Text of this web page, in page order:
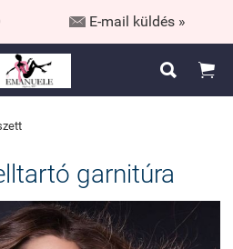
 E-mail küldés »
 
garnitúra